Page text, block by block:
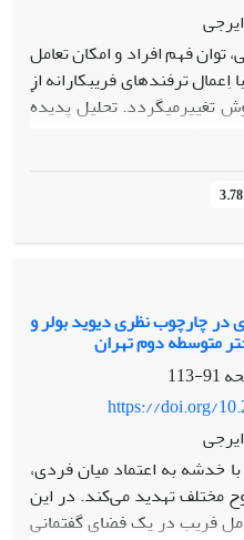
توان فهم افراد و امکان تعامل
ترفندهای فریبکارانه از
تحلیل پدیدهٔ
امکان فهم بهتر و توانایی
با واکاوی لایه‌های پنهان
دبیرستان دخترانهٔ شهر
گفتمان مورد بررسی
دوهدف اصلی سازمان
فریب. بنابراین، ضمن
اتخاذ رویکردی کاربردی، کامنت‌های 233 دانش‌آموز دبیرستانی
مجازی در بستر شبکه‌های
بودند؛ جمع‌آوری
نقش و تأثیرگذاری عناصر،
فوکو اقدام‌شد. یافته‌های
فریب با پشتوانهٔ قدرت در
دانش‌آموزان فریبکار را
کاذب تحصیلی به همراهی
در چارچوب نظری دیوید بولر و
متوسطه دوم تهران
91-113
https://doi.org/
خدشه به اعتماد میان فردی،
مختلف تهدید می‌کند. در این
فریب در یک فضای گفتمانی